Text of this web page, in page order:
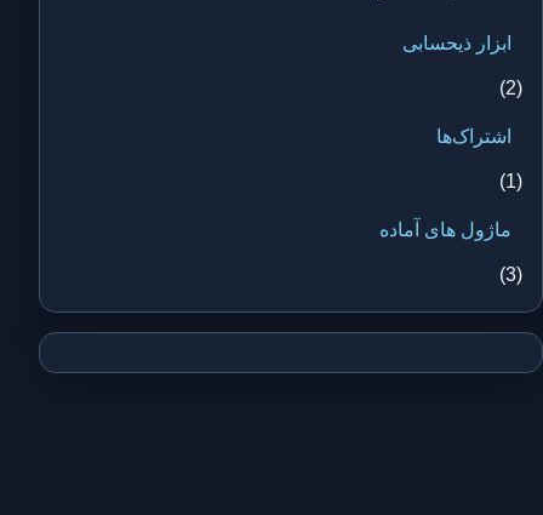
ابزار ذیحسابی
(2)
اشتراک‌ها
(1)
ماژول های آماده
(3)